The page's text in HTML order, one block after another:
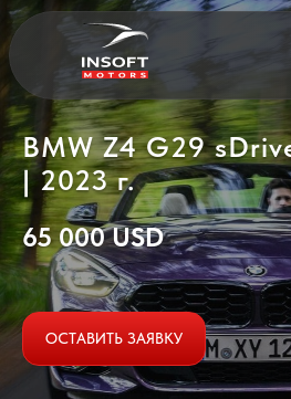
BMW Z4 G29
| 2023 г.
65 000 USD
ОСТАВИТЬ ЗАЯВКУ